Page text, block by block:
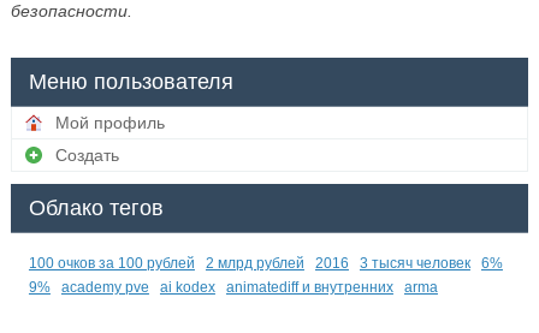
безопасности.
Меню пользователя
Мой профиль
Создать
Облако тегов
100 очков за 100 рублей 2 млрд рублей 2016 3 тысяч человек
6%
9%
academy pve ai kodex animatediff и внутренних arma